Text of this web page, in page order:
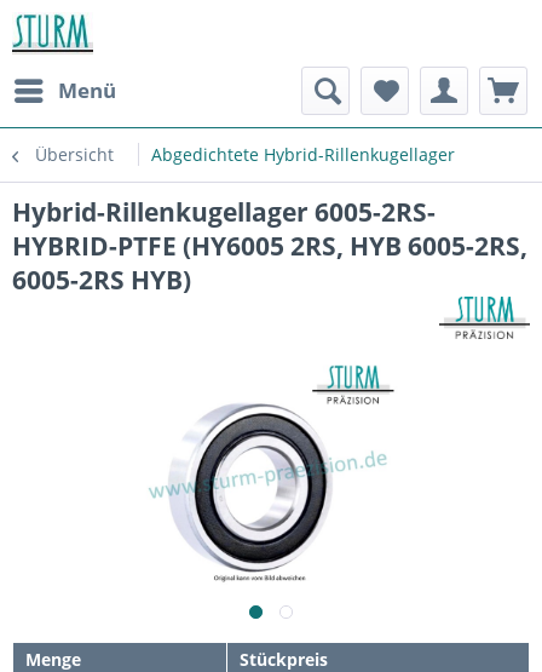
Menü
Übersicht Abgedichtete Hybrid-Rillenkugellager
Hybrid-Rillenkugellager 6005-2RS-
HYBRID-PTFE (HY6005 2RS, HYB 6005-2RS,
6005-2RS HYB)
Menge
Stückpreis